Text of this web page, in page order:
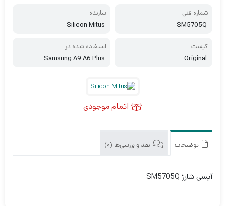
شماره فنی
SM5705Q
سازنده
Silicon Mitus
کیفیت
Original
استفاده شده در
Samsung A9 A6 Plus
اتمام موجودی
توضیحات نقد و بررسی‌ها (0)
آیسی شارژ SM5705Q